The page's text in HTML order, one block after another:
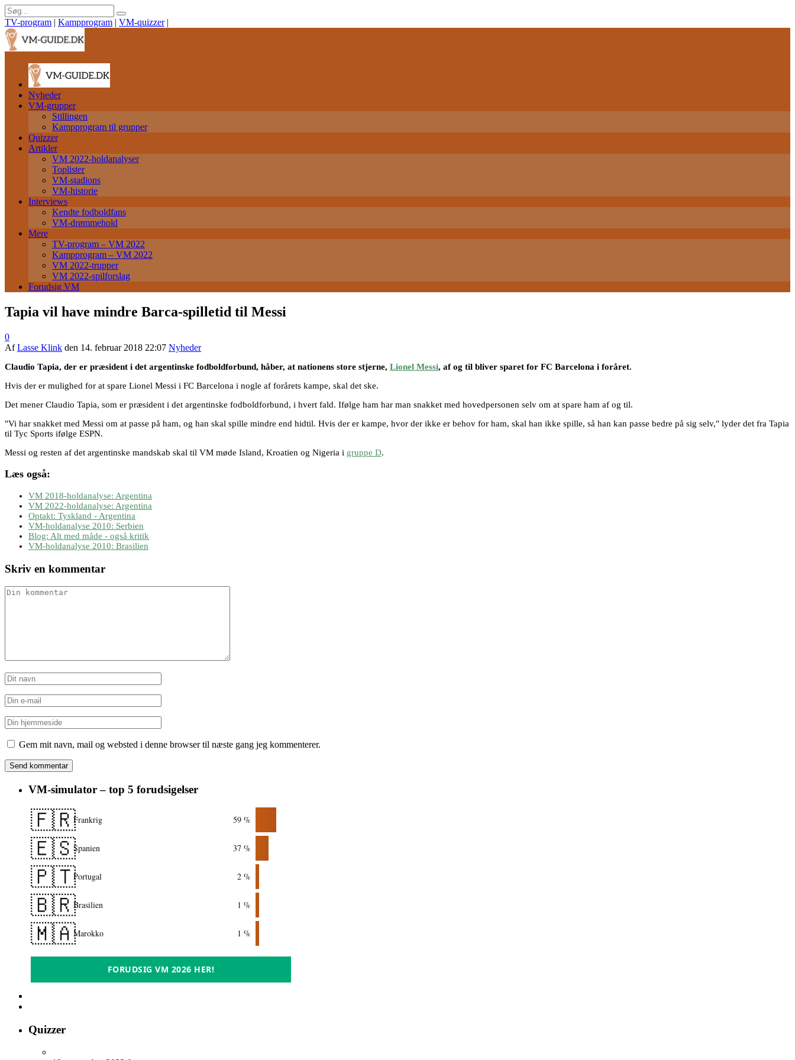
TV-program | Kampprogram | VM-quizzer |
Nyheder
VM-grupper
Stillingen
Kampprogram til grupper
Quizzer
Artikler
VM 2022-holdanalyser
Toplister
VM-stadions
VM-historie
Interviews
Kendte fodboldfans
VM-drømmehold
Mere
TV-program – VM 2022
Kampprogram – VM 2022
VM 2022-trupper
VM 2022-spilforslag
Forudsig VM
Tapia vil have mindre Barca-spilletid til Messi
0
AfLasse Klink den 14. februar 2018 22:07 Nyheder
Claudio Tapia, der er præsident i det argentinske fodboldforbund, håber, at nationens store stjerne, Lionel Messi, af og til bliver sparet for FC Barcelona i foråret.
Hvis der er mulighed for at spare Lionel Messi i FC Barcelona i nogle af forårets kampe, skal det ske.
Det mener Claudio Tapia, som er præsident i det argentinske fodboldforbund, i hvert fald. Ifølge ham har man snakket med hovedpersonen selv om at spare ham af og til.
"Vi har snakket med Messi om at passe på ham, og han skal spille mindre end hidtil. Hvis der er kampe, hvor der ikke er behov for ham, skal han ikke spille, så han kan passe bedre på sig selv," lyder det fra Tapia
til Tyc Sports ifølge ESPN.
Messi og resten af det argentinske mandskab skal til VM møde Island, Kroatien og Nigeria i gruppe D.
Læs også:
VM 2018-holdanalyse: Argentina
VM 2022-holdanalyse: Argentina
Optakt: Tyskland - Argentina
VM-holdanalyse 2010: Serbien
Blog: Alt med måde - også kritik
VM-holdanalyse 2010: Brasilien
Skriv en kommentar
Gem mit navn, mail og websted i denne browser til næste gang jeg kommenterer.
VM-simulator – top 5 forudsigelser
🇫🇷Frankrig 59 %
🇪🇸Spanien 37 %
🇵🇹Portugal 2 %
🇧🇷Brasilien 1 %
🇲🇦Marokko 1 %
FORUDSIG VM 2026 HER!
Quizzer